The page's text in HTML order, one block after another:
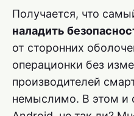
Получается, что
наладить
от сторонних
операционки без
производителей
немыслимо. В этом и